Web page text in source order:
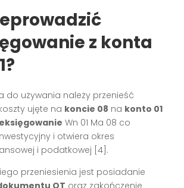
z konta
do używania należy przenieść
ujęte na koncie 08 na konto 01
Wn 01 Ma 08 co
i otwiera okres
i podatkowej [4].
przeniesienia jest posiadanie
OT oraz zakończenie